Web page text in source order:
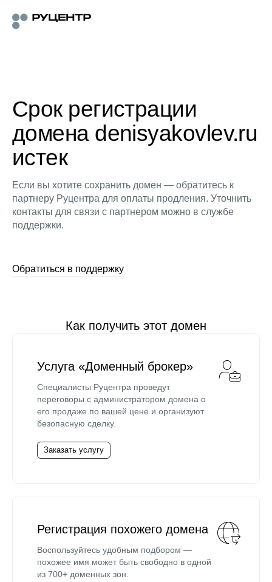
Срок регистрации
домена denisyakovlev.ru
истек
Если вы хотите сохранить домен — обратитесь к
партнеру Руцентра для оплаты продления. Уточнить
контакты для связи с партнером можно в службе
поддержки.
Обратиться в поддержку
Как получить этот домен
Услуга «Доменный брокер»
Специалисты Руцентра проведут
переговоры с администратором домена о
его продаже по вашей цене и организуют
безопасную сделку.
Заказать услугу
Регистрация похожего домена
Воспользуйтесь удобным подбором —
похожее имя может быть свободно в одной
из 700+ доменных зон.